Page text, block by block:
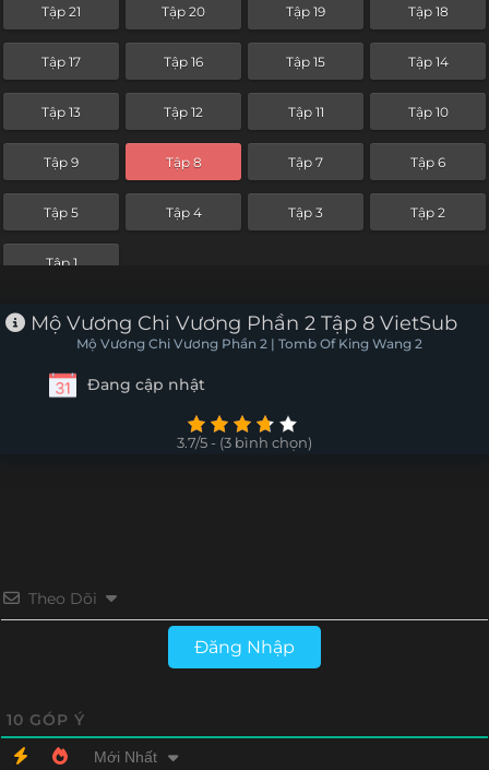
Tập 21 Tập 20 Tập 19 Tập 18
Tập 17 Tập 16 Tập 15 Tập 14
Tập 13 Tập 12 Tập 11 Tập 10
Tập 9 Tập 8 Tập 7 Tập 6
Tập 5 Tập 4 Tập 3 Tập 2
Tập 1
Mộ Vương Chi Vương Phần 2 Tập 8 VietSub
Mộ Vương Chi Vương Phần 2 | Tomb Of King Wang 2
Đang cập nhật
3.7/5 - (3 bình chọn)
Theo Dõi
Đăng Nhập
10 GÓP Ý
Mới Nhất